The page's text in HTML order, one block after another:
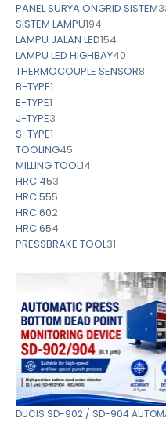
PANEL SURYA ONGRID SISTEM
SISTEM LAMPU194
LAMPU JALAN LED154
LAMPU LED HIGHBAY40
THERMOCOUPLE SENSOR8
B-TYPE1
E-TYPE1
J-TYPE3
S-TYPE1
TOOLING45
MILLING TOOL14
HRC 453
HRC 555
HRC 602
HRC 654
PRESSBRAKE TOOL31
DUCIS SD-902 / SD-904